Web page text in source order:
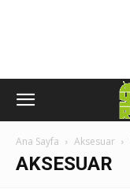
Ana Sayfa Aksesuar
AKSESUAR